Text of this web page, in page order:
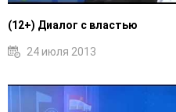
(12+) Диалог с властью
24 июля 2013